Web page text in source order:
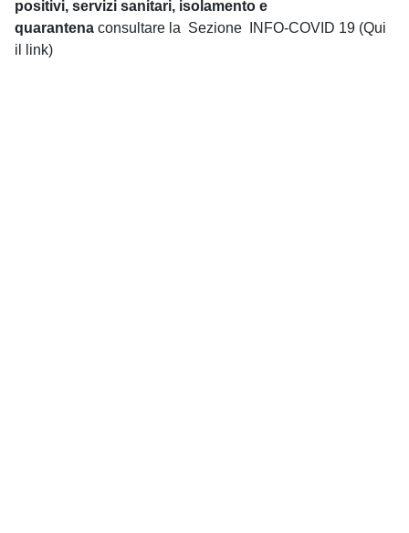
positivi, servizi sanitari, isolamento e
quarantena consultare la Sezione
INFO-COVID 19 (Qui
il link)